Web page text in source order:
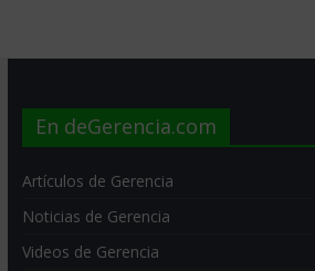
En deGerencia.com
Artículos de Gerencia
Noticias de Gerencia
Videos de Gerencia